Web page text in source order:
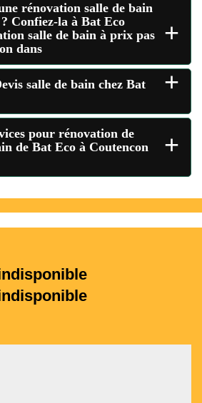
rénovation salle de bain
Confiez-la à Bat Eco
salle de bain à prix pas
dans
+
salle de bain chez Bat
+
pour rénovation de
de Bat Eco à Coutencon
+